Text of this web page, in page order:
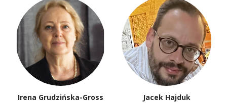
Irena Grudzińska-Gross Jacek Hajduk